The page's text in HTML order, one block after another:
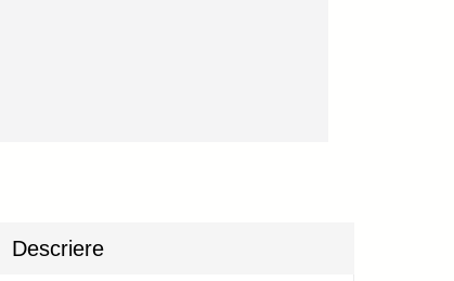
Descriere